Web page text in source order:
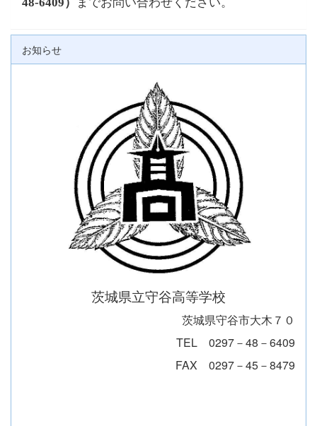
お知らせ
茨城県立守谷高等学校
茨城県守谷市大木７０
TEL 0297－48－6409
FAX 0297－45－8479